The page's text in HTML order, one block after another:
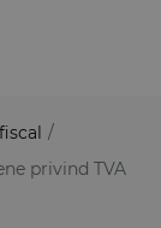
/
privind TVA